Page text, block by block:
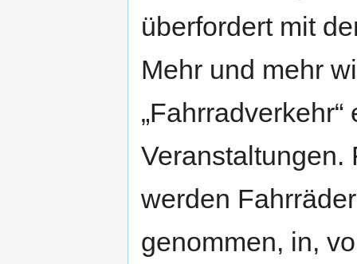
überfordert mit
Mehr und mehr
Veranstaltungen.
werden
genommen, in,